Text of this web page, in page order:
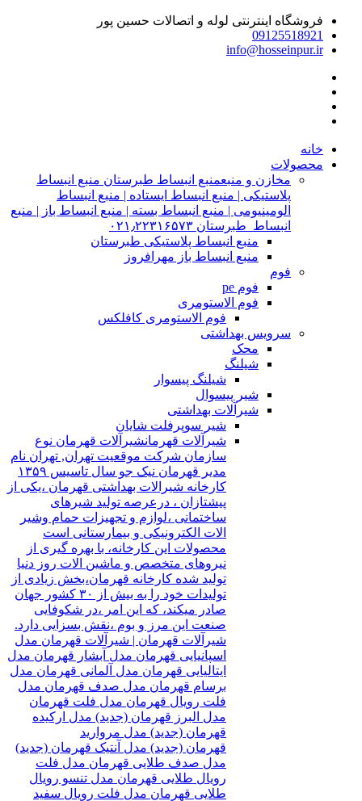
فروشگاه اینترنتی لوله و اتصالات حسین پور
09125518921
info@hosseinpur.ir
خانه
محصولات
مخازن و منبعمنبع انبساط طبرستان منبع انبساط
پلاستیکی | منبع انبساط ایستاده | منبع انبساط
الومینیومی | منبع انبساط بسته | منبع انبساط باز | منبع
انبساط طبرستان ۰۲۱٫۲۲۳۱۶۵۷۳
منبع انبساط پلاستیکی طبرستان
منبع انبساط باز مهرافروز
فوم
فوم pe
فوم الاستومری
فوم الاستومری کافلکس
سرویس بهداشتی
محک
شیلنگ
شیلنگ پیسوار
شیر پیسوال
شیرآلات بهداشتی
شیر سوپرفلت شایان
شیرآلات قهرمانشیرآلات قهرمان نوع
سازمان شرکت موقعیت تهران, تهران نام
مدیر قهرمان نیک جو سال تاسیس ۱۳۵۹
کارخانه شیرالات بهداشتی قهرمان ،یکی از
پیشتازان ، درعرصه تولید شیرهای
ساختمانی ،لوازم و تجهیزات حمام وشیر
الات الکترونیکی و بیمارستانی است
محصولات این کارخانه، با بهره گیری از
نیروهای متخصص و ماشین الات روز دنیا
تولید شده کارخانه قهرمان،بخش زیادی از
تولیدات خود را به بیش از ۳۰ کشور جهان
صادر میکند، که این امر ،در شکوفایی
صنعت این مرز و بوم ،نقش بسزایی دارد.
شیرآلات قهرمان | شیرآلات قهرمان مدل
اسپانیایی قهرمان مدل آبشار قهرمان مدل
ایتالیایی قهرمان مدل آلمانی قهرمان مدل
برسام قهرمان مدل صدف قهرمان مدل
فلت رویال قهرمان مدل فلت قهرمان
مدل البرز قهرمان (جدید) مدل ارکیده
قهرمان (جدید) مدل مروارید
قهرمان (جدید) مدل آنتیک قهرمان (جدید)
مدل صدف طلایی قهرمان مدل فلت
رویال طلایی قهرمان مدل تنسو رویال
طلایی قهرمان مدل فلت رویال سفید